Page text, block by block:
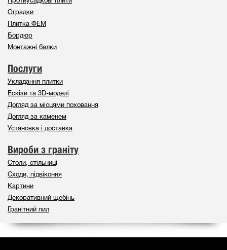
Оградки
Плитка ФЕМ
Бордюр
Монтажні балки
Послуги
Укладання плитки
Ескізи та 3D-моделі
Догляд за місцями поховання
Догляд за каменем
Установка і доставка
Вироби з граніту
Столи, стільниці
Сходи, підвіконня
Картини
Декоративний щебінь
Гранітний пил